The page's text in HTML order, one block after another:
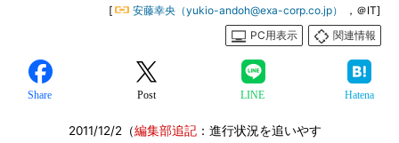
[ 安藤幸央（yukio-andoh@exa-corp.co.jp）
，＠IT]
PC用表示
関連情報
Share Post LINE Hatena
2011/12/2（編集部追記：進行状況を追いやす